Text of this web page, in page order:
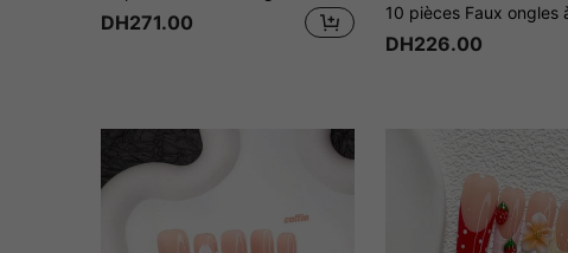
DH271.00
DH226.00